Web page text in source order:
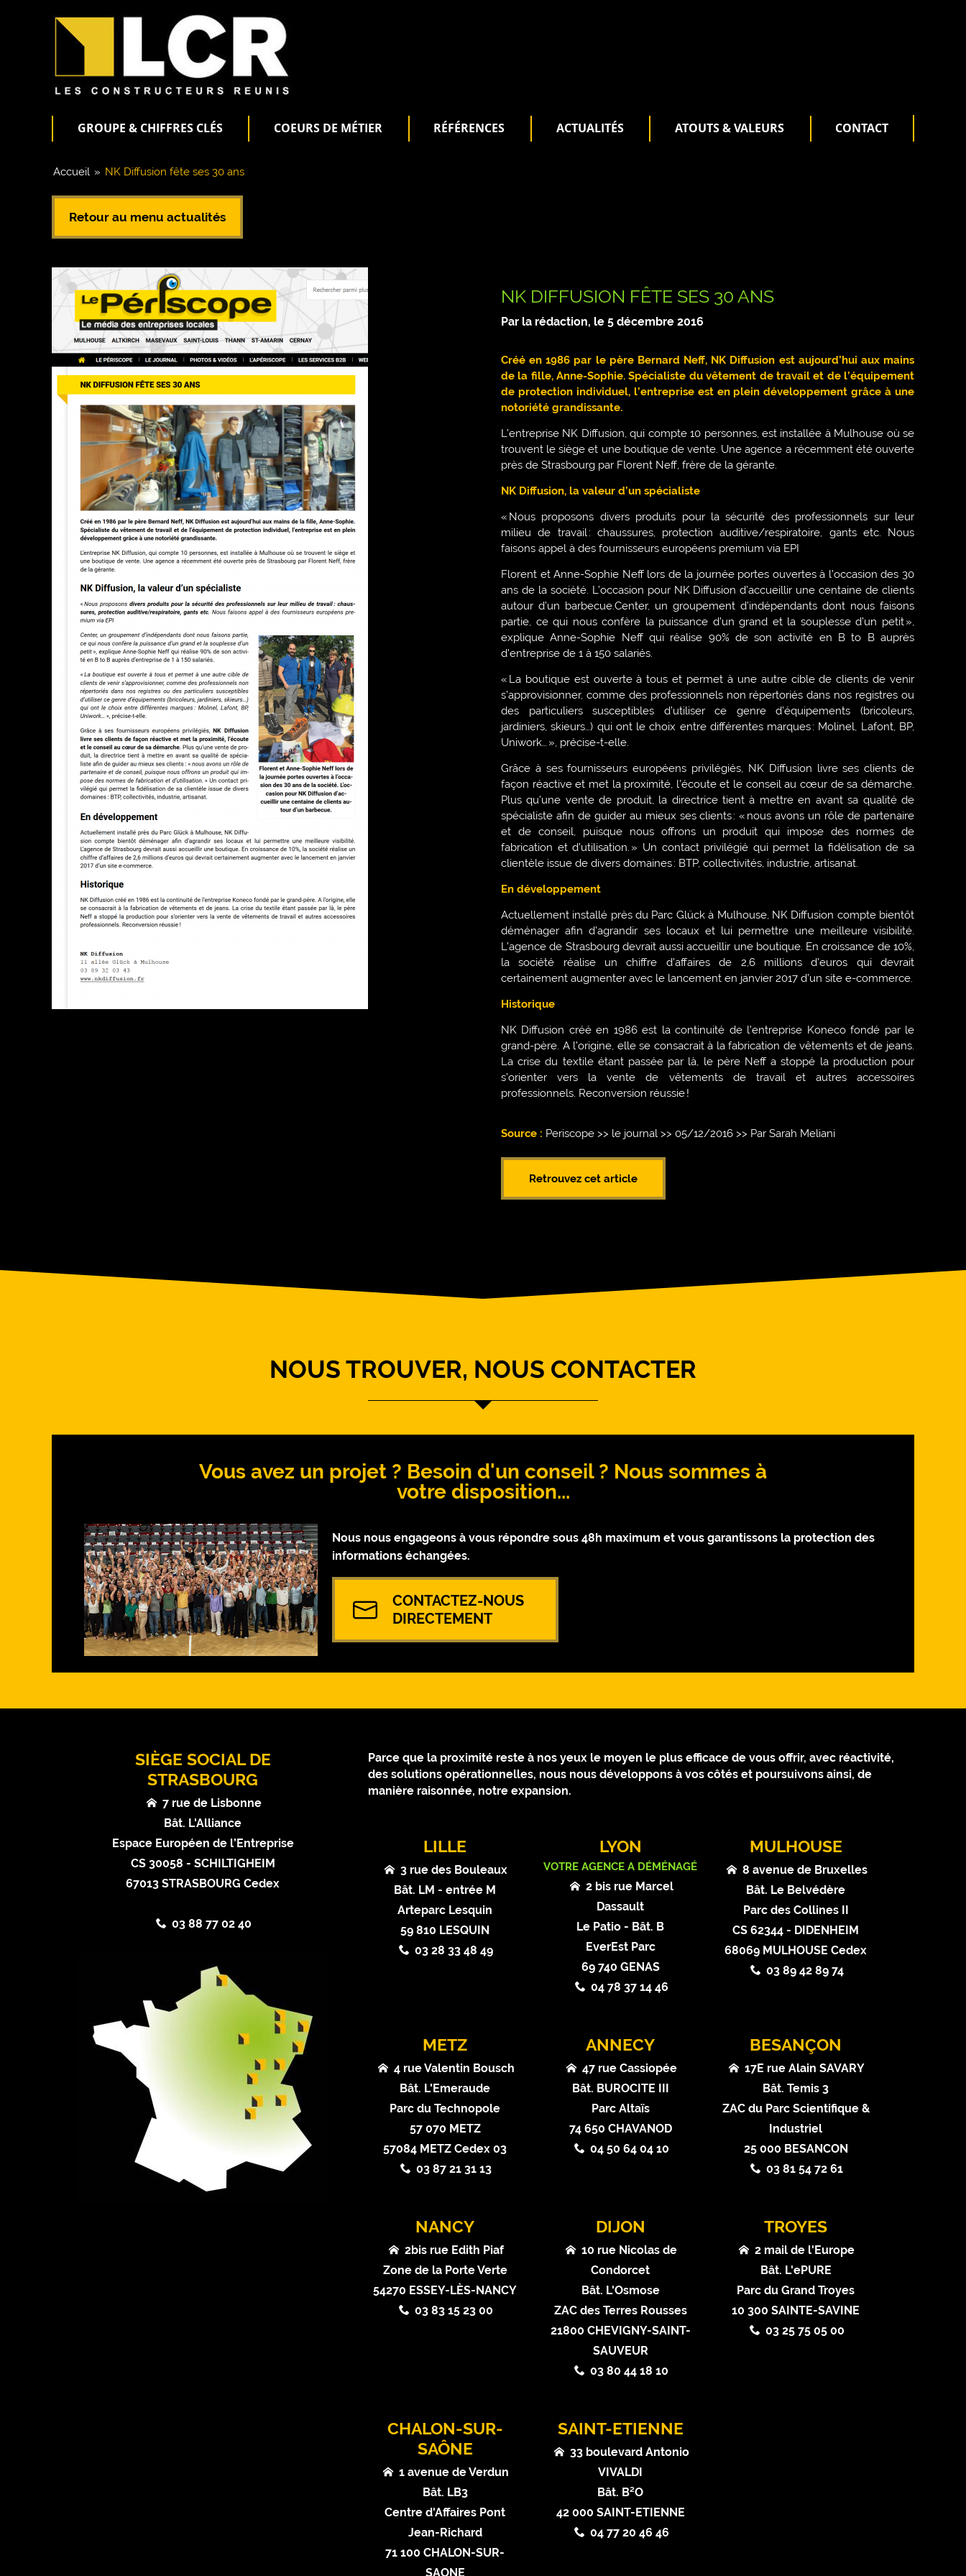
GROUPE & CHIFFRES CLÉS COEURS DE MÉTIER RÉFÉRENCES ACTUALITÉS ATOUTS & VALEURS CONTACT
Accueil » NK Diffusion fête ses 30 ans
Retour au menu actualités
NK DIFFUSION FÊTE SES 30 ANS
Par la rédaction, le 5 décembre 2016
Créé en 1986 par le père Bernard Neff, NK Diffusion est aujourd’hui aux mains
de la fille, Anne-Sophie. Spécialiste du vêtement de travail et de l’équipement
de protection individuel, l’entreprise est en plein développement grâce à une
notoriété grandissante.
L’entreprise NK Diffusion, qui compte 10 personnes, est installée à Mulhouse où se
trouvent le siège et une boutique de vente. Une agence a récemment été ouverte
près de Strasbourg par Florent Neff, frère de la gérante.
NK Diffusion, la valeur d’un spécialiste
« Nous proposons divers produits pour la sécurité des professionnels sur leur
milieu de travail : chaussures, protection auditive/respiratoire, gants etc. Nous
faisons appel à des fournisseurs européens premium via EPI
Florent et Anne-Sophie Neff lors de la journée portes ouvertes à l’occasion des 30
ans de la société. L’occasion pour NK Diffusion d’accueillir une centaine de clients
autour d’un barbecue.Center, un groupement d’indépendants dont nous faisons
partie, ce qui nous confère la puissance d’un grand et la souplesse d’un petit »,
explique Anne-Sophie Neff qui réalise 90% de son activité en B to B auprès
d’entreprise de 1 à 150 salariés.
« La boutique est ouverte à tous et permet à une autre cible de clients de venir
s’approvisionner, comme des professionnels non répertoriés dans nos registres ou
des particuliers susceptibles d’utiliser ce genre d’équipements (bricoleurs,
jardiniers, skieurs…) qui ont le choix entre différentes marques : Molinel, Lafont, BP,
Uniwork… », précise-t-elle.
Grâce à ses fournisseurs européens privilégiés, NK Diffusion livre ses clients de
façon réactive et met la proximité, l’écoute et le conseil au cœur de sa démarche.
Plus qu’une vente de produit, la directrice tient à mettre en avant sa qualité de
spécialiste afin de guider au mieux ses clients : « nous avons un rôle de partenaire
et de conseil, puisque nous offrons un produit qui impose des normes de
fabrication et d’utilisation. » Un contact privilégié qui permet la fidélisation de sa
clientèle issue de divers domaines : BTP, collectivités, industrie, artisanat.
En développement
Actuellement installé près du Parc Glück à Mulhouse, NK Diffusion compte bientôt
déménager afin d’agrandir ses locaux et lui permettre une meilleure visibilité.
L’agence de Strasbourg devrait aussi accueillir une boutique. En croissance de 10%,
la société réalise un chiffre d’affaires de 2,6 millions d’euros qui devrait
certainement augmenter avec le lancement en janvier 2017 d’un site e-commerce.
Historique
NK Diffusion créé en 1986 est la continuité de l’entreprise Koneco fondé par le
grand-père. A l’origine, elle se consacrait à la fabrication de vêtements et de jeans.
La crise du textile étant passée par là, le père Neff a stoppé la production pour
s’orienter vers la vente de vêtements de travail et autres accessoires
professionnels. Reconversion réussie !
Source : Periscope >> le journal >> 05/12/2016 >> Par Sarah Meliani
Retrouvez cet article
NOUS TROUVER, NOUS CONTACTER
Vous avez un projet ? Besoin d'un conseil ? Nous sommes à
votre disposition...
Nous nous engageons à vous répondre sous 48h maximum et vous garantissons la protection des
informations échangées.
CONTACTEZ-NOUS
DIRECTEMENT
SIÈGE SOCIAL DE
STRASBOURG
7 rue de Lisbonne
Bât. L'Alliance
Espace Européen de l’Entreprise
CS 30058 - SCHILTIGHEIM
67013 STRASBOURG Cedex
03 88 77 02 40
Parce que la proximité reste à nos yeux le moyen le plus efficace de vous offrir, avec réactivité,
des solutions opérationnelles, nous nous développons à vos côtés et poursuivons ainsi, de
manière raisonnée, notre expansion.
LILLE
3 rue des Bouleaux
Bât. LM - entrée M
Arteparc Lesquin
59 810 LESQUIN
03 28 33 48 49
LYON
VOTRE AGENCE A DÉMÉNAGÉ
2 bis rue Marcel
Dassault
Le Patio - Bât. B
EverEst Parc
69 740 GENAS
04 78 37 14 46
MULHOUSE
8 avenue de Bruxelles
Bât. Le Belvédère
Parc des Collines II
CS 62344 - DIDENHEIM
68069 MULHOUSE Cedex
03 89 42 89 74
METZ
4 rue Valentin Bousch
Bât. L'Emeraude
Parc du Technopole
57 070 METZ
57084 METZ Cedex 03
03 87 21 31 13
ANNECY
47 rue Cassiopée
Bât. BUROCITE III
Parc Altaïs
74 650 CHAVANOD
04 50 64 04 10
BESANÇON
17E rue Alain SAVARY
Bât. Temis 3
ZAC du Parc Scientifique &
Industriel
25 000 BESANCON
03 81 54 72 61
NANCY
2bis rue Edith Piaf
Zone de la Porte Verte
54270 ESSEY-LÈS-NANCY
03 83 15 23 00
DIJON
10 rue Nicolas de
Condorcet
Bât. L'Osmose
ZAC des Terres Rousses
21800 CHEVIGNY-SAINT-
SAUVEUR
03 80 44 18 10
TROYES
2 mail de l'Europe
Bât. L'ePURE
Parc du Grand Troyes
10 300 SAINTE-SAVINE
03 25 75 05 00
CHALON-SUR-
SAÔNE
1 avenue de Verdun
Bât. LB3
Centre d'Affaires Pont
Jean-Richard
71 100 CHALON-SUR-
SAONE
SAINT-ETIENNE
33 boulevard Antonio
VIVALDI
Bât. B²O
42 000 SAINT-ETIENNE
04 77 20 46 46